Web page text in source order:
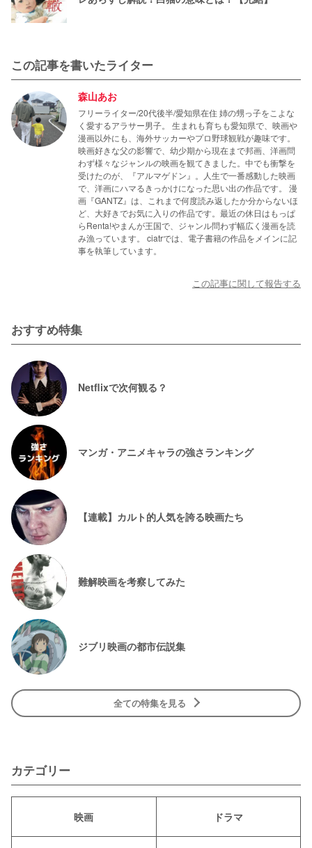
この記事を書いたライター
森山あお
フリーライター/20代後半/愛知県在住 姉の甥っ子をこよな
く愛するアラサー男子。 生まれも育ちも愛知県で、映画や
漫画以外にも、海外サッカーやプロ野球観戦が趣味です。
映画好きな父の影響で、幼少期から現在まで邦画、洋画問
わず様々なジャンルの映画を観てきました。中でも衝撃を
受けたのが、『アルマゲドン』。人生で一番感動した映画
で、洋画にハマるきっかけになった思い出の作品です。 漫
画『GANTZ』は、これまで何度読み返したか分からないほ
ど、大好きでお気に入りの作品です。最近の休日はもっぱ
らRenta!やまんが王国で、ジャンル問わず幅広く漫画を読
み漁っています。 ciatrでは、電子書籍の作品をメインに記
事を執筆しています。
この記事に関して報告する
おすすめ特集
Netflixで次何観る？
マンガ・アニメキャラの強さランキング
【連載】カルト的人気を誇る映画たち
難解映画を考察してみた
ジブリ映画の都市伝説集
全ての特集を見る
カテゴリー
映画 ドラマ